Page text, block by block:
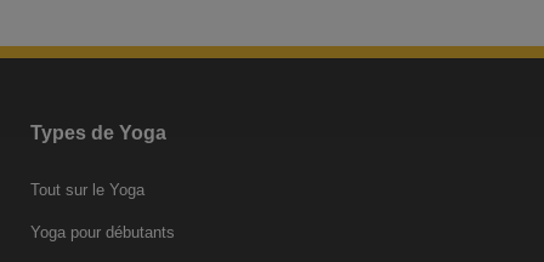
Types de Yoga
Tout sur le Yoga
Yoga pour débutants